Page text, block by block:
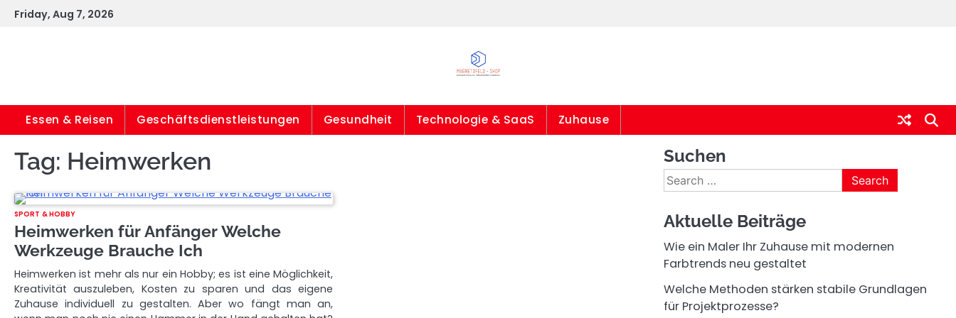
SkipFriday, Aug 7, 2026
Essen & Reisen Geschäftsdienstleistungen Gesundheit Technologie & SaaS Zuhause
Tag: Heimwerken
SPORT & HOBBY
Heimwerken für Anfänger Welche
Werkzeuge Brauche Ich
Heimwerken ist mehr als nur ein Hobby; es ist eine Möglichkeit,
Kreativität auszuleben, Kosten zu sparen und das eigene
Zuhause individuell zu gestalten. Aber wo fängt man an,
Suchen
Search
for:
Aktuelle Beiträge
Wie ein Maler Ihr Zuhause mit modernen
Farbtrends neu gestaltet
Welche Methoden stärken stabile Grundlagen
für Projektprozesse?